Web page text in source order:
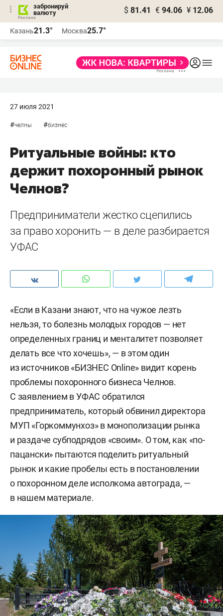
забронируй
валюту
$ 81.41 € 94.06 ¥ 12.06
Казань21.3° Москва25.7°
27 июля 2021
#челны #бизнес
Ритуальные войны: кто
держит похоронный рынок
Челнов?
Предприниматели жестко сцепились
за право хоронить — в деле разбирается
УФАС
«Если в Казани знают, что на чужое лезть
нельзя, то болезнь молодых городов — нет
определенных границ и менталитет позволяет
делать все что хочешь», — в этом один
из источников «БИЗНЕС Online» видит корень
проблемы похоронного бизнеса Челнов.
С заявлением в УФАС обратился
предприниматель, который обвинил директора
МУП «Горкоммунхоз» в монополизации рынка
и раздаче субподрядов «своим». О том, как «по-
пацански» пытаются поделить ритуальный
рынок и какие пробелы есть в постановлении
о похоронном деле исполкома автограда, —
в нашем материале.